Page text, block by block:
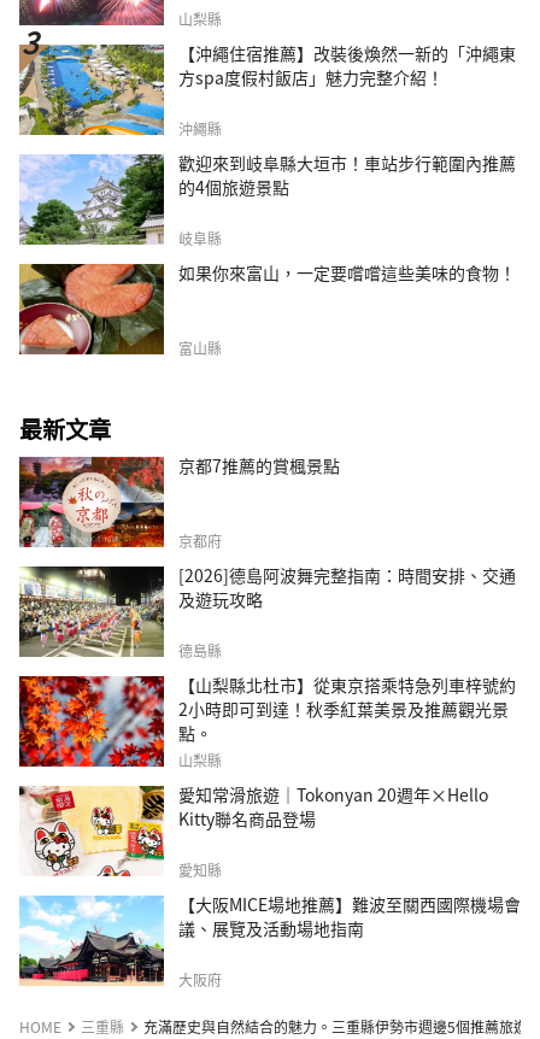
山梨縣
【沖繩住宿推薦】改裝後煥然一新的「沖繩東
方spa度假村飯店」魅力完整介紹！
沖繩縣
歡迎來到岐阜縣大垣市！車站步行範圍內推薦
的4個旅遊景點
岐阜縣
如果你來富山，一定要嚐嚐這些美味的食物！
富山縣
最新文章
京都7推薦的賞楓景點
京都府
[2026]德島阿波舞完整指南：時間安排、交通
及遊玩攻略
德島縣
【山梨縣北杜市】從東京搭乘特急列車梓號約
2小時即可到達！秋季紅葉美景及推薦觀光景
點。
山梨縣
愛知常滑旅遊｜Tokonyan 20週年×Hello
Kitty聯名商品登場
愛知縣
【大阪MICE場地推薦】難波至關西國際機場會
議、展覽及活動場地指南
大阪府
HOME 三重縣 充滿歷史與自然結合的魅力。三重縣伊勢市週邊5個推薦旅遊